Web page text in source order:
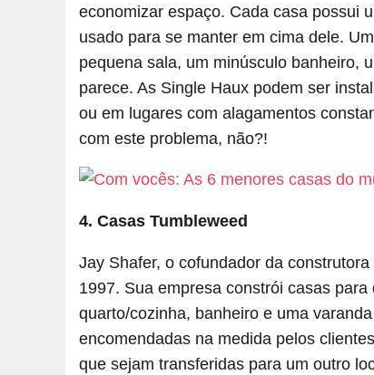
economizar espaço. Cada casa possui
usado para se manter em cima dele.
pequena sala, um minúsculo banheiro,
parece. As Single Haux podem ser
ou em lugares com alagamentos
com este problema, não?!
4. Casas Tumbleweed
Jay Shafer, o cofundador da
1997. Sua empresa constrói casas
quarto/cozinha, banheiro e uma
encomendadas na medida pelos
que sejam transferidas para um outro